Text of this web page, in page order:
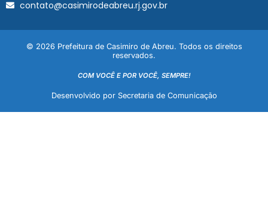
contato@casimirodeabreu.rj.gov.br
© 2026 Prefeitura de Casimiro de Abreu. Todos os direitos
reservados.
COM VOCÊ E POR VOCÊ, SEMPRE!
Desenvolvido por Secretaria de Comunicação